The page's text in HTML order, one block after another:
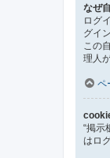
なぜ
ログ
グイ
この
理人
ペ
“掲示
はロ